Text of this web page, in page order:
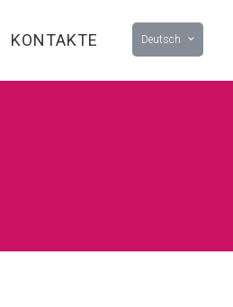
KONTAKTE Deutsch